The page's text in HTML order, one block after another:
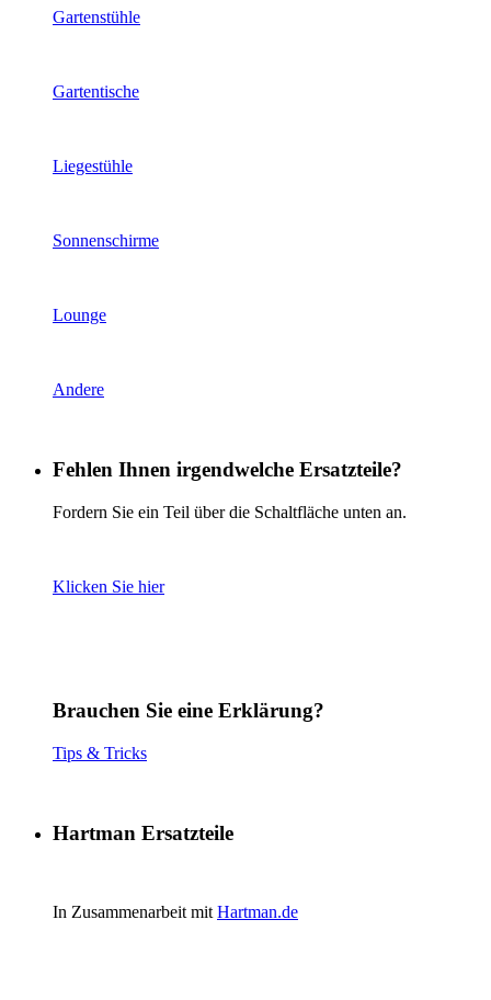
Gartenstühle
Gartentische
Liegestühle
Sonnenschirme
Lounge
Andere
Fehlen Ihnen irgendwelche Ersatzteile?
Fordern Sie ein Teil über die Schaltfläche unten an.
Klicken Sie hier
Brauchen Sie eine Erklärung?
Tips & Tricks
Hartman Ersatzteile
In Zusammenarbeit mit Hartman.de